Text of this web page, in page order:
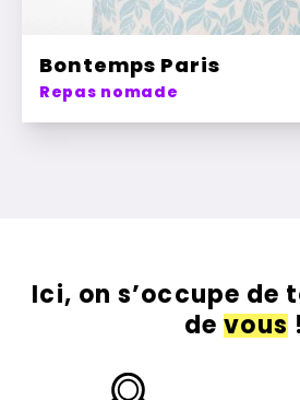
Bontemps Paris
Repas nomade
Ici, on s’occupe de
devous!